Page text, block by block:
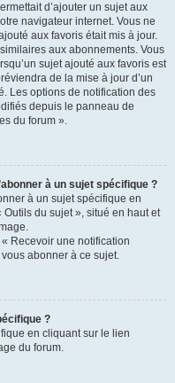
d’ajouter un sujet aux
navigateur internet. Vous ne
aux favoris était mis à jour.
aux abonnements. Vous
sujet ajouté aux favoris est
de la mise à jour d’un
Les options de notification des
depuis le panneau de
du forum ».
à un sujet spécifique ?
à un sujet spécifique en
du sujet », situé en haut et
Recevoir une notification
abonner à ce sujet.
?
en cliquant sur le lien
du forum.